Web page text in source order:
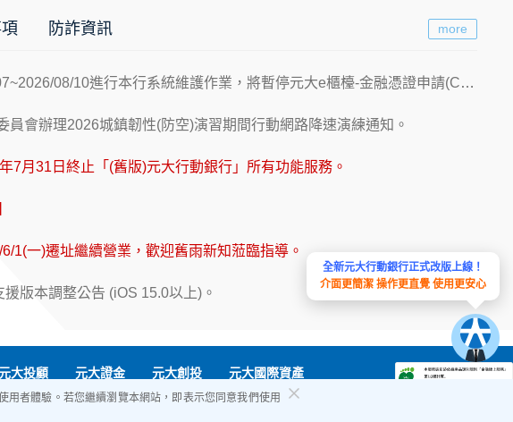
者體驗。若您繼續瀏覽本網站，即表示您同意我們使用
隨時隨地 理財零距離
防詐資訊
08/10進行本行系統維護作業，將暫停元大e櫃檯-金融憑證申請(C3)服務。
員會辦理2026城鎮韌性(防空)演習期間行動網路降速演練通知。
7月31日終止「(舊版)元大行動銀行」所有功能服務。
1(一)遷址繼續營業，歡迎舊雨新知蒞臨指導。
版本調整公告 (iOS 15.0以上)。
more
大投顧 元大證金 元大創投 元大國際資產
全新元大行動銀行正式改版上線！
介面更簡潔 操作更直覺 使用更安心